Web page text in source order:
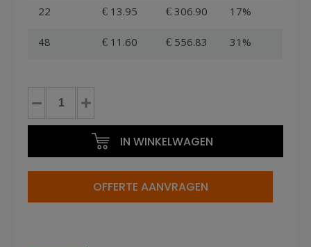
22
€ 13.95 € 306.90
17%
48
€ 11.60 € 556.83 31%
Euronorm
40x30x32cm
deksel
IN WINKELWAGEN
OFFERTE AANVRAGEN